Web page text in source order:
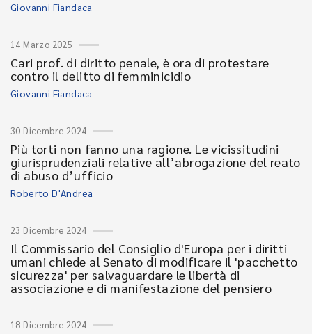
Giovanni Fiandaca
14 Marzo 2025
Cari prof. di diritto penale, è ora di protestare
contro il delitto di femminicidio
Giovanni Fiandaca
30 Dicembre 2024
Più torti non fanno una ragione. Le vicissitudini
giurisprudenziali relative all’abrogazione del reato
di abuso d’ufficio
Roberto D'Andrea
23 Dicembre 2024
Il Commissario del Consiglio d'Europa per i diritti
umani chiede al Senato di modificare il 'pacchetto
sicurezza' per salvaguardare le libertà di
associazione e di manifestazione del pensiero
18 Dicembre 2024